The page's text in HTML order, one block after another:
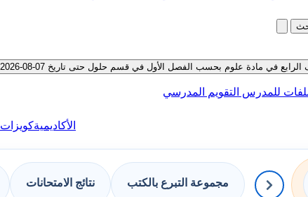
في مادة علوم بحسب الفصل الأول في قسم حلول حتى تاريخ 07-08-2026
للمدرس التقويم المدرسي
الأكاديميةكويزات
مجموعة التبرع بالكتب نتائج الامتحانات